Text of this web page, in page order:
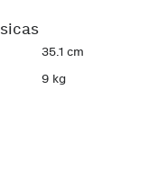
35.1 cm
9 kg